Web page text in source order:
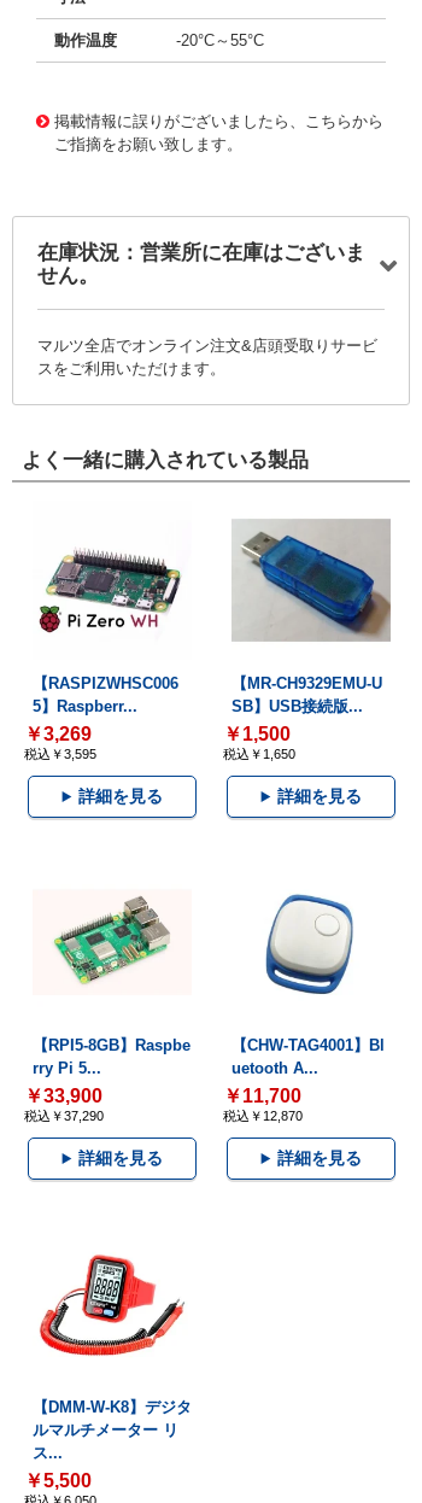
動作温度 -20°C～55°C
掲載情報に誤りがございましたら、こちらから
ご指摘をお願い致します。
在庫状況：営業所に在庫はございま
せん。
マルツ全店でオンライン注文&店頭受取りサービ
スをご利用いただけます。
よく一緒に購入されている製品
【RASPIZWHSC006
5】Raspberr...
￥3,269
税込￥3,595
詳細を見る
【MR-CH9329EMU-U
SB】USB接続版...
￥1,500
税込￥1,650
詳細を見る
【RPI5-8GB】Raspbe
rry Pi 5...
￥33,900
税込￥37,290
詳細を見る
【CHW-TAG4001】Bl
uetooth A...
￥11,700
税込￥12,870
詳細を見る
【DMM-W-K8】デジタ
ルマルチメーター リ
ス...
￥5,500